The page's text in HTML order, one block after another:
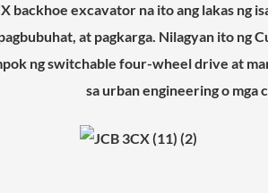
backhoe excavator na ito ang lakas
at pagkarga. Nilagyan ito ng
ng switchable four-wheel drive at
sa urban engineering o